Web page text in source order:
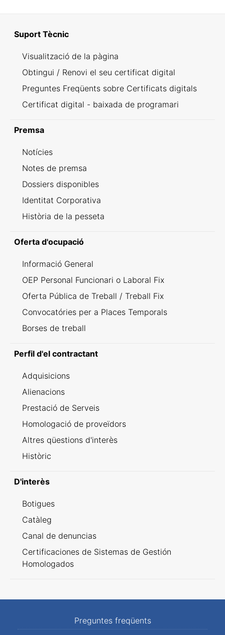
Suport Tècnic
Visualització de la pàgina
Obtingui / Renovi el seu certificat digital
Preguntes Freqüents sobre Certificats digitals
Certificat digital - baixada de programari
Premsa
Notícies
Notes de premsa
Dossiers disponibles
Identitat Corporativa
Història de la pesseta
Oferta d'ocupació
Informació General
OEP Personal Funcionari o Laboral Fix
Oferta Pública de Treball / Treball Fix
Convocatóries per a Places Temporals
Borses de treball
Perfil d'el contractant
Adquisicions
Alienacions
Prestació de Serveis
Homologació de proveïdors
Altres qüestions d'interès
Històric
D'interès
Botigues
Catàleg
Canal de denuncias
Certificaciones de Sistemas de Gestión
Homologados
Preguntes freqüents